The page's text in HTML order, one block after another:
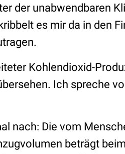
der unabwendbaren
es mir da in den
Kohlendioxid-
Ich spreche
nach: Die vom
beträgt